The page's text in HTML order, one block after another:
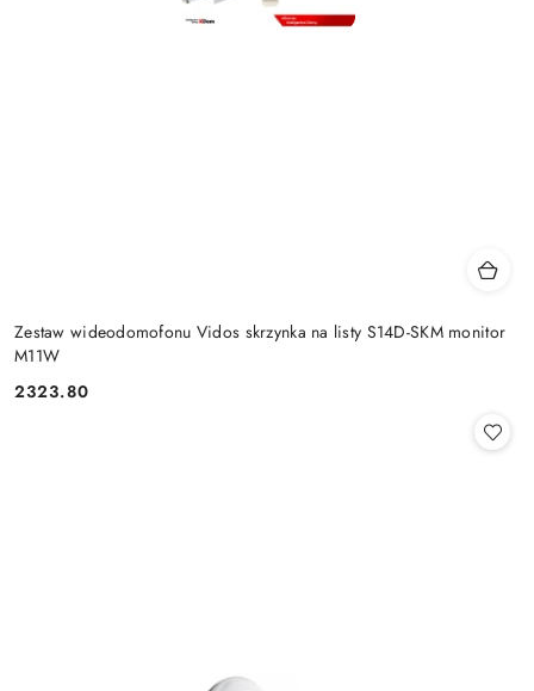
Zestaw wideodomofonu Vidos skrzynka na listy S14D-SKM monitor
M11W
Cena:
2323.80